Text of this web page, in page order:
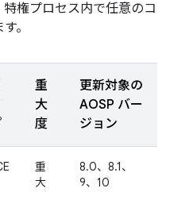
権プロセス内で任意のコ
。
重
大
度
更新対象の
AOSP バー
ジョン
重
大
8.0、8.1、
9、10